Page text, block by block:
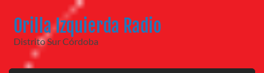
contenido
Orilla Izquierda Radio
Distrito Sur Córdoba